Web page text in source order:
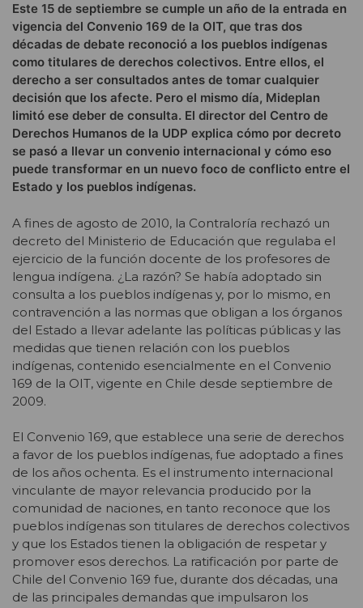
Este 15 de septiembre se cumple un año de la entrada en
vigencia del Convenio 169 de la OIT, que tras dos
décadas de debate reconoció a los pueblos indígenas
como titulares de derechos colectivos. Entre ellos, el
derecho a ser consultados antes de tomar cualquier
decisión que los afecte. Pero el mismo día, Mideplan
limitó ese deber de consulta. El director del Centro de
Derechos Humanos de la UDP explica cómo por decreto
se pasó a llevar un convenio internacional y cómo eso
puede transformar en un nuevo foco de conflicto entre el
Estado y los pueblos indígenas.
A fines de agosto de 2010, la Contraloría rechazó un
decreto del Ministerio de Educación que regulaba el
ejercicio de la función docente de los profesores de
lengua indígena. ¿La razón? Se había adoptado sin
consulta a los pueblos indígenas y, por lo mismo, en
contravención a las normas que obligan a los órganos
del Estado a llevar adelante las políticas públicas y las
medidas que tienen relación con los pueblos
indígenas, contenido esencialmente en el Convenio
169 de la OIT, vigente en Chile desde septiembre de
2009.
El Convenio 169, que establece una serie de derechos
a favor de los pueblos indígenas, fue adoptado a fines
de los años ochenta. Es el instrumento internacional
vinculante de mayor relevancia producido por la
comunidad de naciones, en tanto reconoce que los
pueblos indígenas son titulares de derechos colectivos
y que los Estados tienen la obligación de respetar y
promover esos derechos. La ratificación por parte de
Chile del Convenio 169 fue, durante dos décadas, una
de las principales demandas que impulsaron los